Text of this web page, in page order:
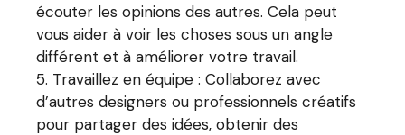
écouter les opinions des autres. Cela peut
vous aider à voir les choses sous un angle
différent et à améliorer votre travail.
Travaillez en équipe : Collaborez avec
d’autres designers ou professionnels créatifs
pour partager des idées, obtenir des